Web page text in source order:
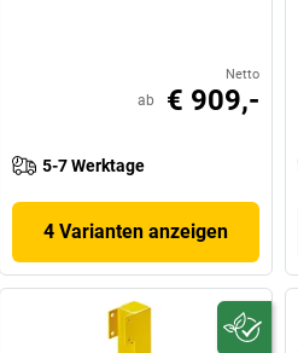
Netto
ab € 909,-
5-7 Werktage
4 Varianten anzeigen